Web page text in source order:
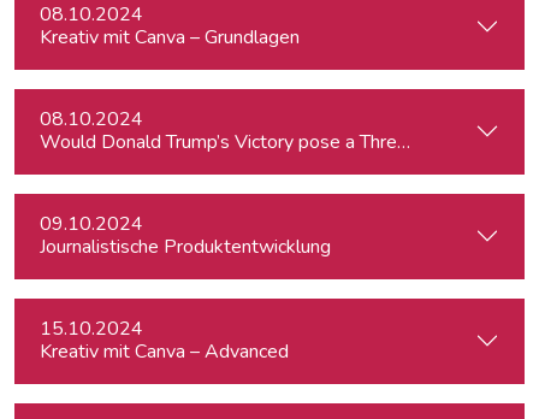
08.10.2024
Kreativ mit Canva – Grundlagen
08.10.2024
Would Donald Trump’s Victory pose a Threat to Press
09.10.2024
Journalistische Produktentwicklung
15.10.2024
Kreativ mit Canva – Advanced